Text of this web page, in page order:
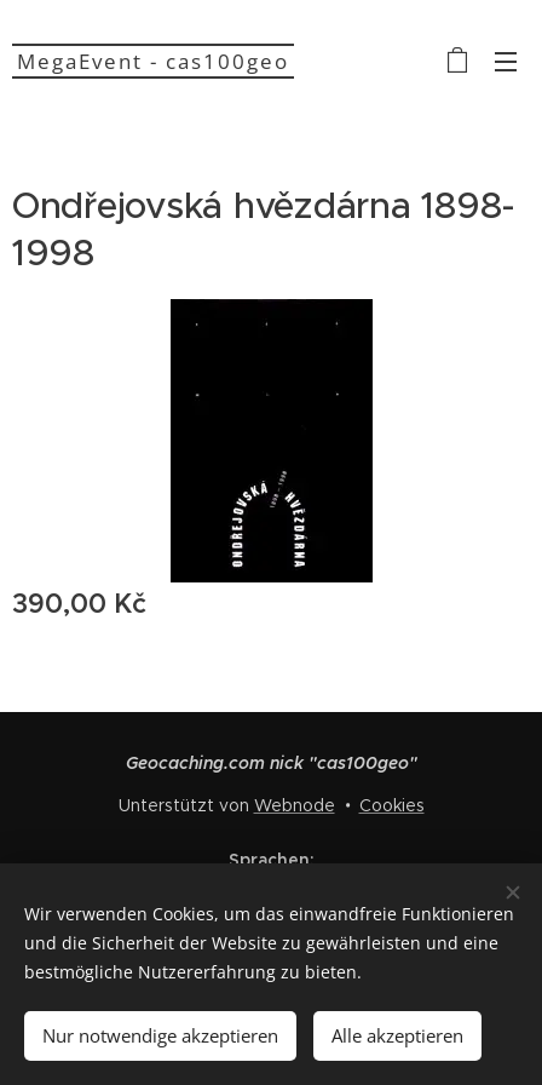
MegaEvent - cas100geo
Ondřejovská hvězdárna 1898-
1998
390,00 Kč
Zum Warenkorb hinzufügen
Geocaching.com nick "cas100geo"
Unterstützt von Webnode Cookies
Sprachen
Italiano
Wir verwenden Cookies, um das einwandfreie Funktionieren
und die Sicherheit der Website zu gewährleisten und eine
bestmögliche Nutzererfahrung zu bieten.
Nur notwendige akzeptieren Alle akzeptieren